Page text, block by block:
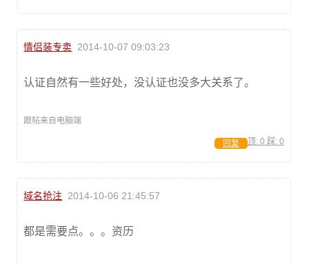
情侣装专卖 2014-10-07 09:03:23
认证自然有一些好处，没认证也没多大关系了。
跟帖来自电脑端
顶: 0 踩: 0
回复
域名抢注 2014-10-06 21:45:57
都是需要点。。。资历